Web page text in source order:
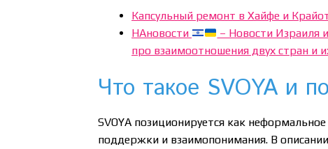
Капсульный ремонт в Хайфе и
НАновости
– Новости Израиля
про взаимоотношения двух стран и
Что такое SVOYA и
SVOYA позиционируется как
поддержки и взаимопонимания. В